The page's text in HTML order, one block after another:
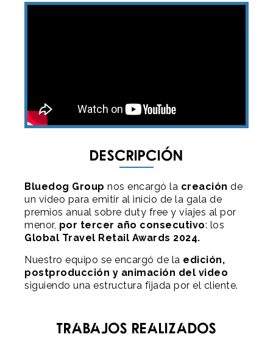
Descripción
Bluedog Group nos encargó la creación de
un video para emitir al inicio de la gala de
premios anual sobre duty free y viajes al por
menor, por tercer año consecutivo: los
Global Travel Retail Awards 2024.
Nuestro equipo se encargó de la edición,
postproducción y animación del video
siguiendo una estructura fijada por el cliente.
Trabajos realizados